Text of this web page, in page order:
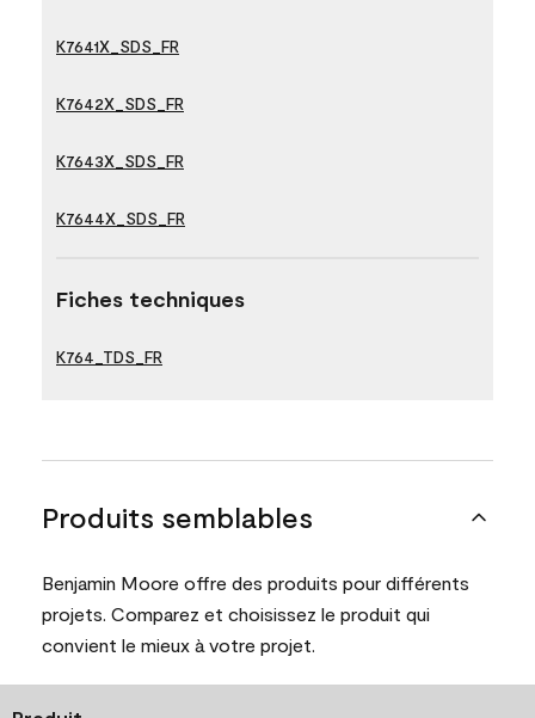
K7641X_SDS_FR
K7642X_SDS_FR
K7643X_SDS_FR
K7644X_SDS_FR
Fiches techniques
K764_TDS_FR
Produits semblables
Benjamin Moore offre des produits pour différents
projets. Comparez et choisissez le produit qui
convient le mieux à votre projet.